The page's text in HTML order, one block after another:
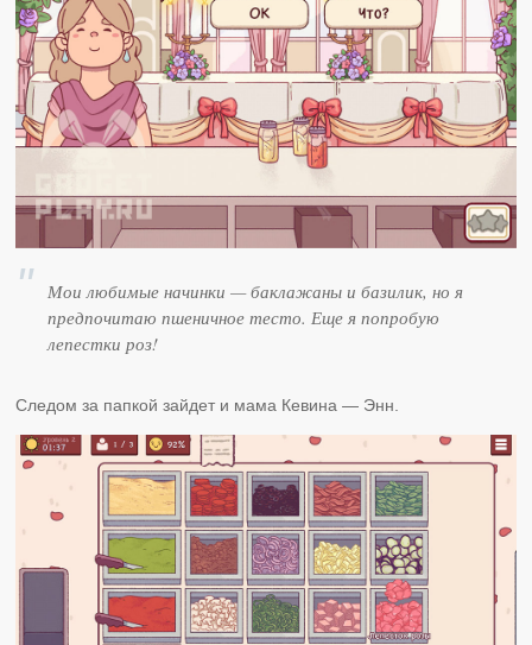
Мои любимые начинки — баклажаны и базилик, но я
предпочитаю пшеничное тесто. Еще я попробую
лепестки роз!
Следом за папкой зайдет и мама Кевина — Энн.